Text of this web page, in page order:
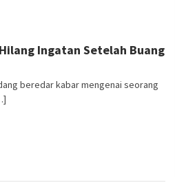
Ingatan Setelah Buang
beredar kabar mengenai seorang